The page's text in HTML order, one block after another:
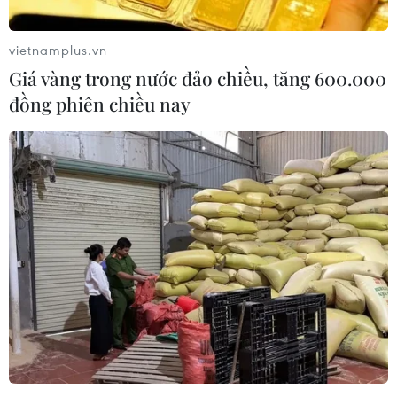
Rà soát, quản lý diện tích, phát triển
ngành hàng sầu riêng bền vững
10/08/2026 12:19
Cần Thơ đặt mục tiêu trở thành
trung tâm kinh tế tầm thấp của khu
vực
10/08/2026 11:28
Phát triển nông nghiệp của
Indonesia mở ra tiềm năng hợp tác
với Việt Nam
10/08/2026 11:11
vietnamplus.vn
Giá vàng trong nước đảo chiều, tăng 600.000
đồng phiên chiều nay